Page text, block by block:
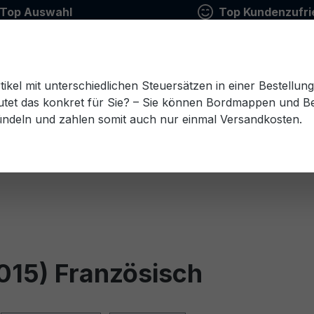
Top Auswahl Top
Estnisch Finnisch Französisch Griechisch
Französisch
mit unterschiedlichen Steuersätzen in einer
das konkret für Sie? – Sie können Bordmappen und
und zahlen somit auch nur einmal Versandkosten.